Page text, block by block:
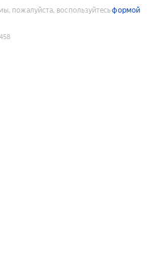
пожалуйста, воспользуйтесьформой